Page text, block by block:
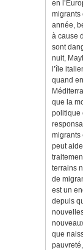
en
migrants
année,
à cause
sont
nuit,
l’île
quand
que la
politique
migrants
peut
terrains
de
est un
depuis
que